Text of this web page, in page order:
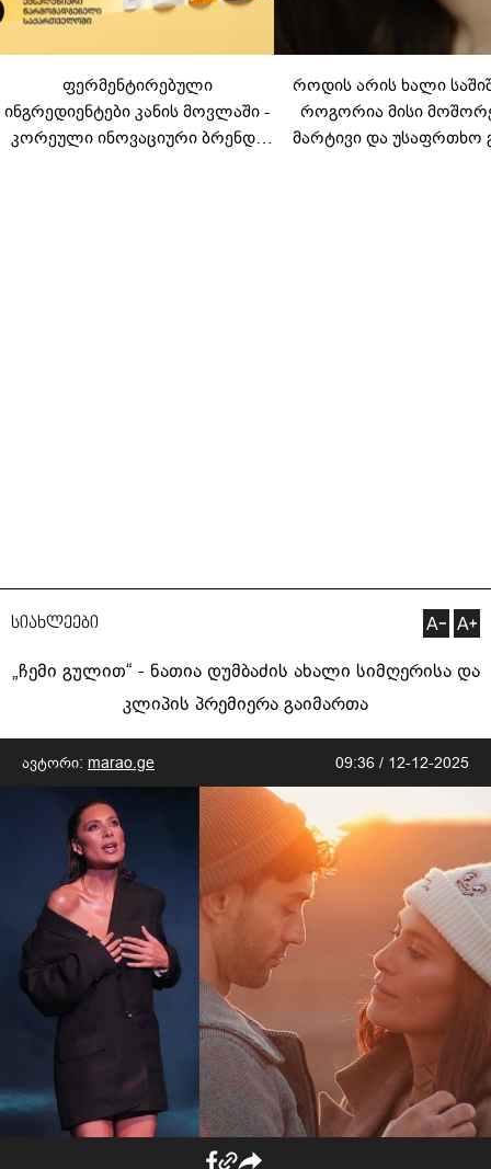
ფერმენტირებული
ინგრედიენტები კანის მოვლაში -
კორეული ინოვაციური ბრენდი
როდის არის ხალი
როგორია მისი
მარტივი და უსაფრთხო
სიახლეები
„ჩემი გულით“ - ნათია დუმბაძის ახალი სიმღერისა და
კლიპის პრემიერა გაიმართა
ავტორი: marao.ge 09:36 / 12-12-2025